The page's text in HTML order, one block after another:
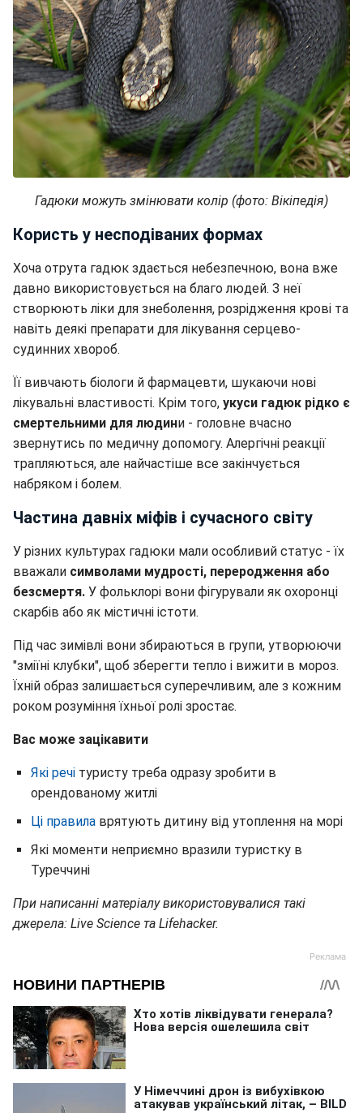
Гадюки можуть змінювати колір (фото: Вікіпедія)
Користь у несподіваних формах
Хоча отрута гадюк здається небезпечною, вона вже
давно використовується на благо людей. З неї
створюють ліки для знеболення, розрідження крові та
навіть деякі препарати для лікування серцево-
судинних хвороб.
Її вивчають біологи й фармацевти, шукаючи нові
лікувальні властивості. Крім того, укуси гадюк рідко є
смертельними для людини - головне вчасно
звернутись по медичну допомогу. Алергічні реакції
трапляються, але найчастіше все закінчується
набряком і болем.
Частина давніх міфів і сучасного світу
У різних культурах гадюки мали особливий статус - їх
вважали символами мудрості, переродження або
безсмертя. У фольклорі вони фігурували як охоронці
скарбів або як містичні істоти.
Під час зимівлі вони збираються в групи, утворюючи
"зміїні клубки", щоб зберегти тепло і вижити в мороз.
Їхній образ залишається суперечливим, але з кожним
роком розуміння їхньої ролі зростає.
Вас може зацікавити
Які речі туристу треба одразу зробити в
орендованому житлі
Ці правила врятують дитину від утоплення на морі
Які моменти неприємно вразили туристку в
Туреччині
При написанні матеріалу використовувалися такі
джерела: Live Science та Lifehacker.